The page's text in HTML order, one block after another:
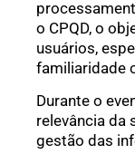
o CPQD, o
usuários,
familiaridade
Durante o
relevância da
gestão das